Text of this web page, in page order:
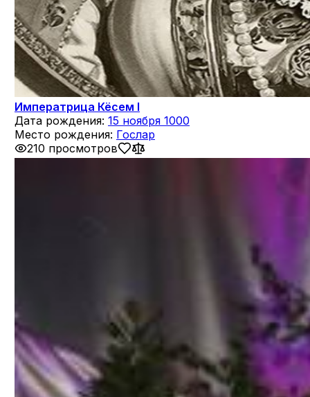
Императрица Кёсем I
Дата рождения: 15 ноября 1000
Место рождения: Гослар
210 просмотров